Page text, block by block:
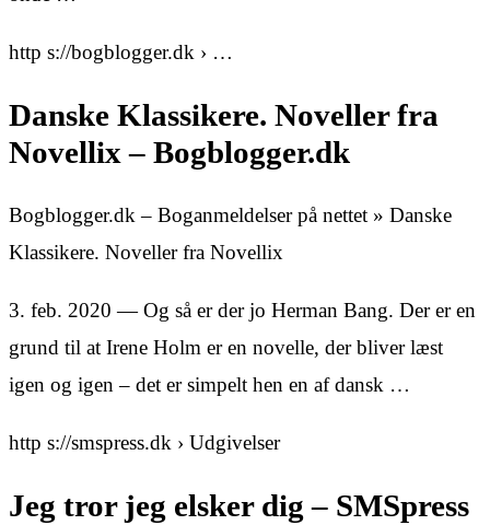
http s://bogblogger.dk › …
Danske Klassikere. Noveller fra
Novellix – Bogblogger.dk
Bogblogger.dk – Boganmeldelser på nettet » Danske
Klassikere. Noveller fra Novellix
3. feb. 2020 — Og så er der jo Herman Bang. Der er en
grund til at Irene Holm er en novelle, der bliver læst
igen og igen – det er simpelt hen en af dansk …
http s://smspress.dk › Udgivelser
Jeg tror jeg elsker dig – SMSpress